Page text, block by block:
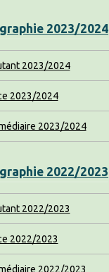
2023/2024
2023/2024
2023/2024
2023/2024
2022/2023
2022/2023
2022/2023
2022/2023